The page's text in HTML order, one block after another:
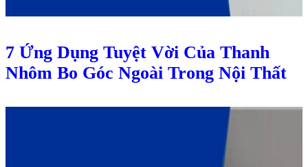
7 Ứng Dụng Tuyệt Vời Của Thanh
Nhôm Bo Góc Ngoài Trong Nội Thất